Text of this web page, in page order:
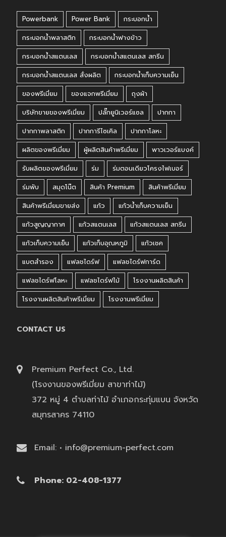
Powerbank Power Bank
กระบอกน้ำ
กระบอกน้ำพลาสติก
กระบอกน้ำฟางข้าว
กระบอกน้ำสแตนเลส
กระบอกน้ำสแตนเลส สกรีน
กระบอกน้ำสแตนเลส สั่งผลิต
กระบอกน้ำเก็บความเย็น
ของพรีเมี่ยม
ของแจกพรีเมี่ยม
ถุงผ้า
บริษัทขายของพรีเมี่ยม
ปลั๊กยูนิเวอร์แซล
ปากกา
ปากกาพลาสติก
ปากการีไซเคิล
ปากกาโลหะ
ผลิตของพรีเมี่ยม
ผู้ผลิตสินค้าพรีเมี่ยม
พาวเวอร์แบงค์
รับผลิตของพรีเมี่ยม
ร่ม
ร่มตอนเดียวโครงไฟเบอร์
ร่มพับ
สมุดโน๊ต สินค้า Premium
สินค้าพรีเมี่ยม
สินค้าพรีเมี่ยมขายส่ง
แก้ว
แก้วน้ำเก็บความเย็น
แก้วสูญญากาศ
แก้วสแตนเลส
แก้วสแตนเลส สกรีน
แก้วเก็บความเย็น
แก้วเก็บอุณหภูมิ
แก้วเชค
แบตสำรอง
แฟลชไดร์ฟ
แฟลชไดร์ฟการ์ด
แฟลชไดร์ฟโลหะ
แฟลชไดร์ฟไม้
โรงงานผลิตสินค้า
โรงงานผลิตสินค้าพรีเมี่ยม
โรงงานพรีเมี่ยม
CONTACT US
Premium Perfect Co., Ltd.
(โรงงานของพรีเมี่ยม สาขาท่าไม้)
372 หมู่ 4 ตำบลท่าไม้ อำเภอกระทุ่มแบน จังหวัด
สมุทรสาคร 74110
Email: • info@premium-perfect.com
Phone: 02-408-1377